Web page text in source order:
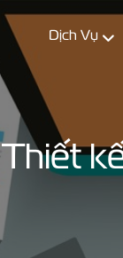
Dịch Vụ
Thiết